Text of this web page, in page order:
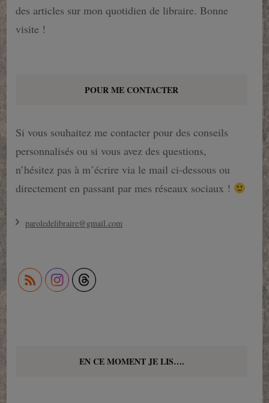
des articles sur mon quotidien de libraire. Bonne
visite !
POUR ME CONTACTER
Si vous souhaitez me contacter pour des conseils
personnalisés ou si vous avez des questions,
n’hésitez pas à m’écrire via le mail ci-dessous ou
directement en passant par mes réseaux sociaux !
paroledelibraire@gmail.com
EN CE MOMENT JE LIS….